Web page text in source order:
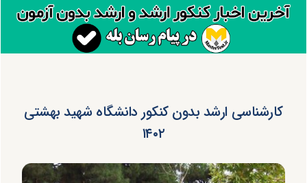
کارشناسی ارشد بدون کنکور دانشگاه شهید بهشتی
۱۴۰۲